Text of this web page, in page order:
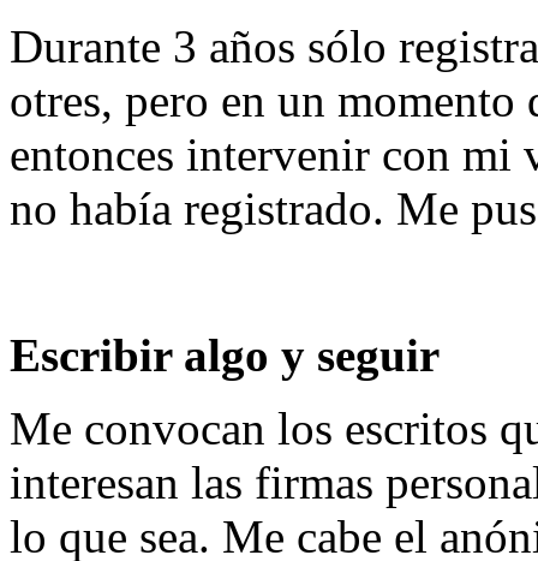
Durante 3 años sólo
otres, pero en un
entonces intervenir con mi
no había registrado. Me
Escribir algo y seguir
Me convocan los escritos
interesan las firmas
lo que sea. Me cabe el